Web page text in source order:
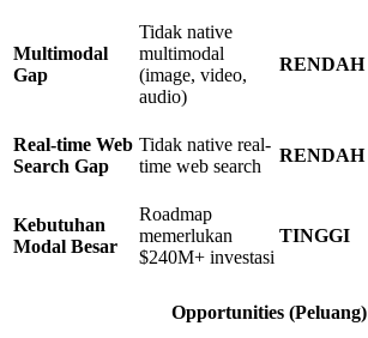
Multimodal
Gap
Tidak native
multimodal
(image, video,
audio)
RENDAH
Real-time Web
Search Gap
Tidak native real-
time web search
RENDAH
Kebutuhan
Modal Besar
Roadmap
memerlukan
$240M+ investasi
TINGGI
Opportunities (Peluang)